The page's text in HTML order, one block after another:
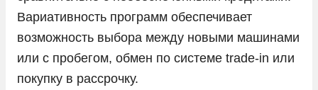
Mitsubishi
Nissan
Вариативность программ обеспечивает
возможность выбора между новыми машинами
или с пробегом, обмен по системе trade-in или
покупку в рассрочку.